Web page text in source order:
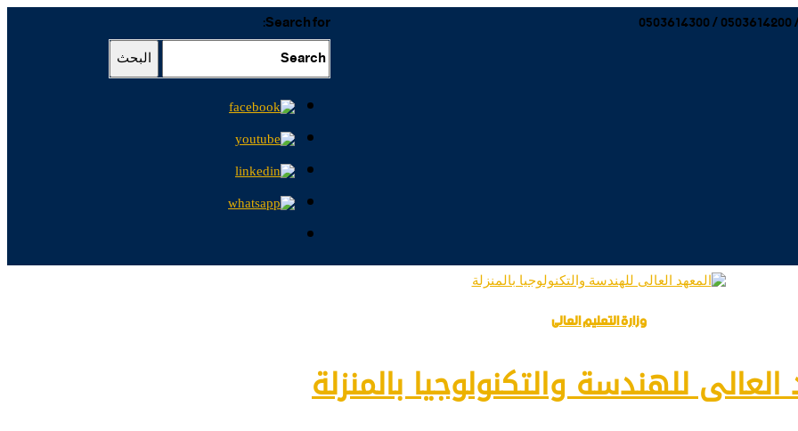
Search for:
البحث
وزارة التعليم العالى
للهندسة والتكنولوجيا بالمنزلة